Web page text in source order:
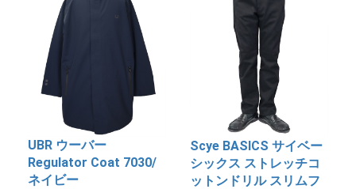
UBR ウーバー
Regulator Coat 7030/
ネイビー
Scye BASICS サイベー
シックス ストレッチコ
ットンドリル スリムフ